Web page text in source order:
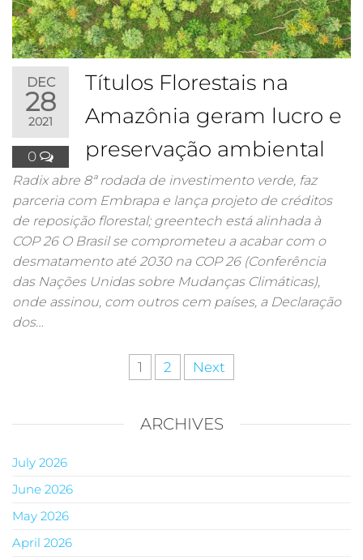
DEC
28
2021
0
Títulos Florestais na
Amazônia geram lucro e
preservação ambiental
Radix abre 8ª rodada de investimento verde, faz
parceria com Embrapa e lança projeto de créditos
de reposição florestal; greentech está alinhada à
COP 26 O Brasil se comprometeu a acabar com o
desmatamento até 2030 na COP 26 (Conferência
das Nações Unidas sobre Mudanças Climáticas),
onde assinou, com outros cem países, a Declaração
dos…
1 2 Next
ARCHIVES
July 2026
June 2026
May 2026
April 2026